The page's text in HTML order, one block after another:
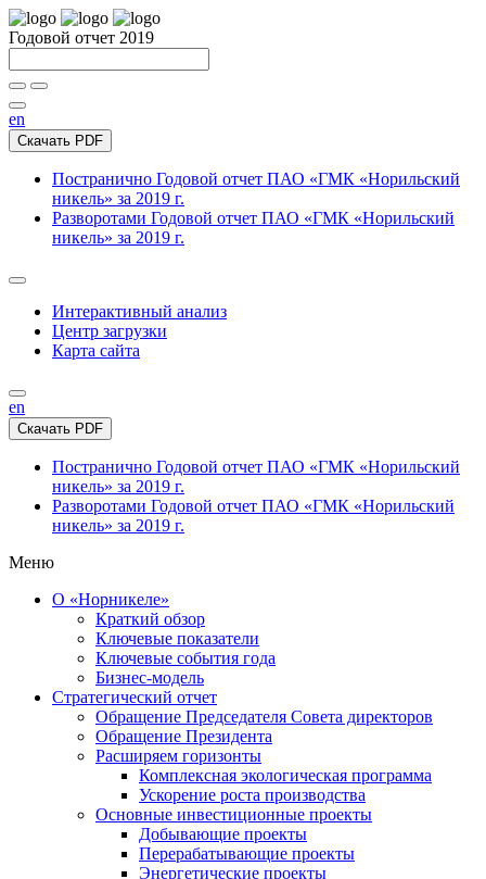
Годовой отчет 2019
en
Скачать PDF
Постранично Годовой отчет ПАО «ГМК «Норильский
никель» за 2019 г.
Разворотами Годовой отчет ПАО «ГМК «Норильский
никель» за 2019 г.
Интерактивный анализ
Центр загрузки
Карта сайта
en
Скачать PDF
Постранично Годовой отчет ПАО «ГМК «Норильский
никель» за 2019 г.
Разворотами Годовой отчет ПАО «ГМК «Норильский
никель» за 2019 г.
Меню
О «Норникеле»
Краткий обзор
Ключевые показатели
Ключевые события года
Бизнес-модель
Стратегический отчет
Обращение Председателя Совета директоров
Обращение Президента
Расширяем горизонты
Комплексная экологическая программа
Ускорение роста производства
Основные инвестиционные проекты
Добывающие проекты
Перерабатывающие проекты
Энергетические проекты